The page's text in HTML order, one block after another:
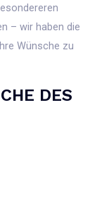
– wir haben die
Wünsche zu
DES